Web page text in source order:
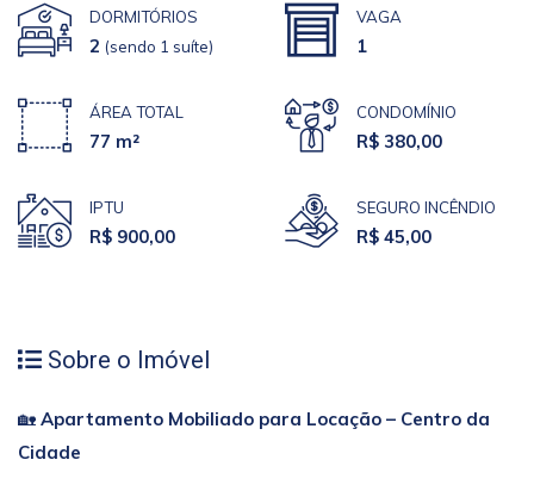
DORMITÓRIOS
2 (sendo 1 suíte)
VAGA
1
ÁREA TOTAL
77 m²
CONDOMÍNIO
R$ 380,00
IPTU
R$ 900,00
SEGURO INCÊNDIO
R$ 45,00
Sobre o Imóvel
🏡 Apartamento Mobiliado para Locação – Centro da
Cidade